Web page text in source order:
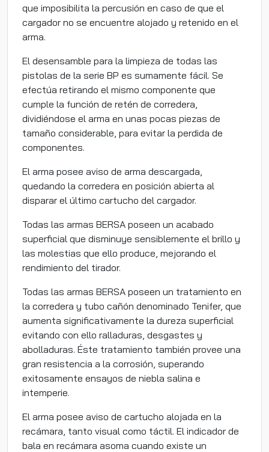
que imposibilita la percusión en caso de que el
cargador no se encuentre alojado y retenido en el
arma.
El desensamble para la limpieza de todas las
pistolas de la serie BP es sumamente fácil. Se
efectúa retirando el mismo componente que
cumple la función de retén de corredera,
dividiéndose el arma en unas pocas piezas de
tamaño considerable, para evitar la perdida de
componentes.
El arma posee aviso de arma descargada,
quedando la corredera en posición abierta al
disparar el último cartucho del cargador.
Todas las armas BERSA poseen un acabado
superficial que disminuye sensiblemente el brillo y
las molestias que ello produce, mejorando el
rendimiento del tirador.
Todas las armas BERSA poseen un tratamiento en
la corredera y tubo cañón denominado Tenifer, que
aumenta significativamente la dureza superficial
evitando con ello ralladuras, desgastes y
abolladuras. Éste tratamiento también provee una
gran resistencia a la corrosión, superando
exitosamente ensayos de niebla salina e
intemperie.
El arma posee aviso de cartucho alojada en la
recámara, tanto visual como táctil. El indicador de
bala en recámara asoma cuando existe un